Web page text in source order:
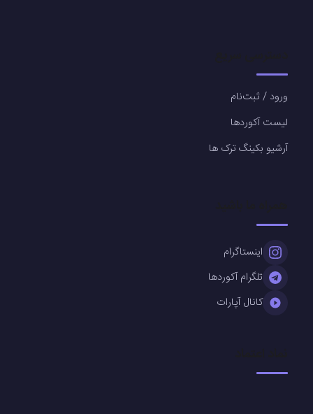
ورود / ثبت‌نام
لیست آکوردها
آرشیو بکینگ ترک ها
اینستاگرام
تلگرام آکوردها
کانال آپارات